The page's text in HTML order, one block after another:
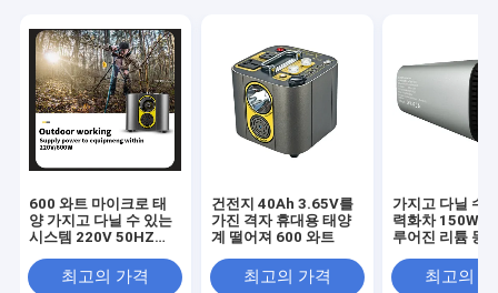
600 와트 마이크로 태
양 가지고 다닐 수 있는
시스템 220V 50HZ
최고의 가격
건전지 40Ah 3.65V를
가진 격자 휴대용 태양
계 떨어져 600 와트
최고의 가격
가지고 다닐 수
력화차 150W
루어진 리튬 동
최고의